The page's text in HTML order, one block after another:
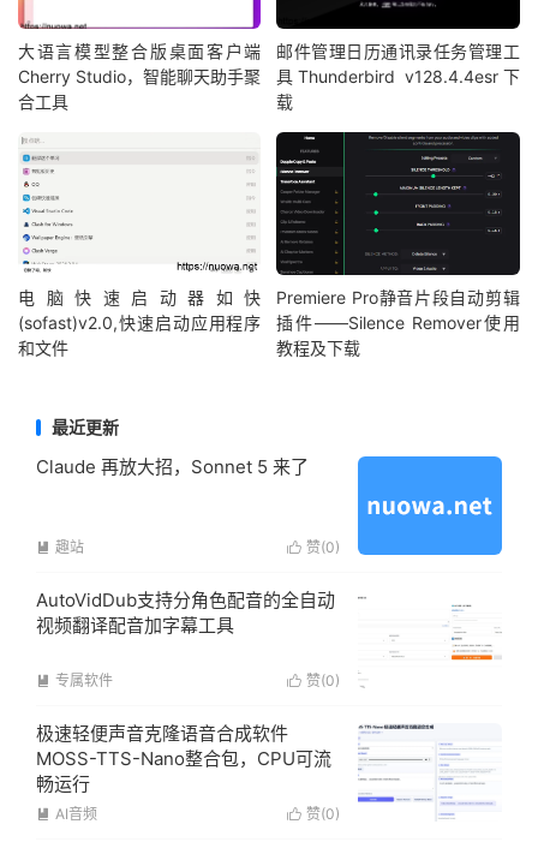
大语言模型整合版桌面客户端
Cherry Studio，智能聊天助手聚
合工具
邮件管理日历通讯录任务管理工
具Thunderbird v128.4.4esr下
载
电脑快速启动器如快
(sofast)v2.0,快速启动应用程序
和文件
Premiere Pro静音片段自动剪辑
插件——Silence Remover使用
教程及下载
最近更新
Claude 再放大招，Sonnet 5 来了
 赞(0)
 趣站
AutoVidDub支持分角色配音的全自动
视频翻译配音加字幕工具
 赞(0)
 专属软件
极速轻便声音克隆语音合成软件
MOSS-TTS-Nano整合包，CPU可流
畅运行
 赞(0)
 AI音频